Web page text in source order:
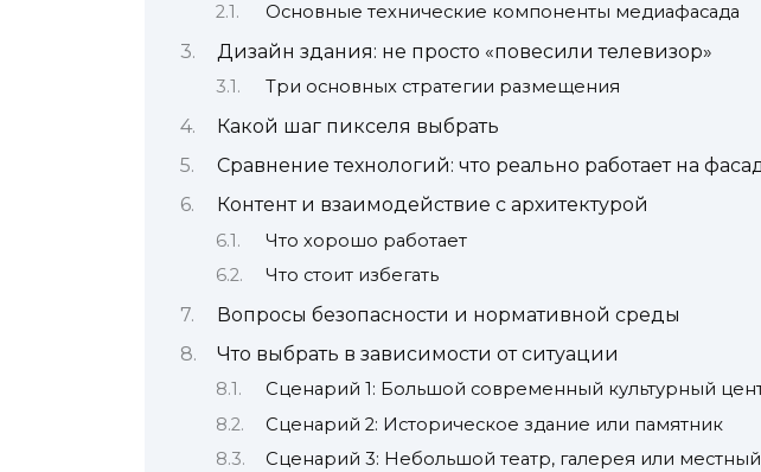
Основные технические компоненты медиафасада
Дизайн здания: не просто «повесили телевизор»
Три основных стратегии размещения
Какой шаг пикселя выбрать
Сравнение технологий: что реально работает на
Контент и взаимодействие с архитектурой
Что хорошо работает
Что стоит избегать
Вопросы безопасности и нормативной среды
Что выбрать в зависимости от ситуации
Сценарий 1: Большой современный культурный
Сценарий 2: Историческое здание или памятник
Сценарий 3: Небольшой театр, галерея или